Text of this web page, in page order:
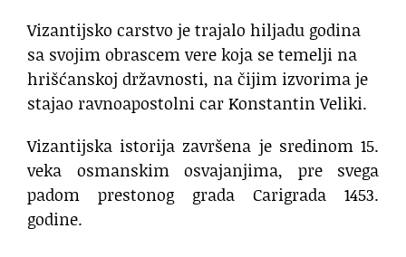
Vizantijsko carstvo je trajalo hiljadu godina
sa svojim obrascem vere koja se temelji na
hrišćanskoj državnosti, na čijim izvorima je
stajao ravnoapostolni car Konstantin Veliki.
Vizantijska istorija završena je sredinom 15.
veka osmanskim osvajanjima, pre svega
padom prestonog grada Carigrada 1453.
godine.